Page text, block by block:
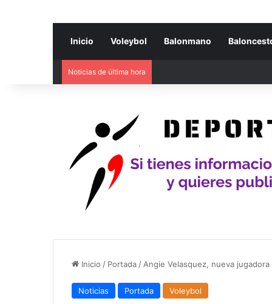
Inicio Voleybol Balonmano
Noticias de última hora
Inicio / Portada / Angie Velasquez, nueva
Noticias Portada Voleybol